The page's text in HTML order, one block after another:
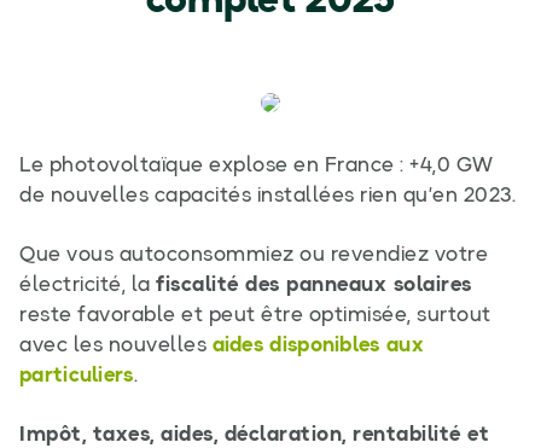
Le photovoltaïque explose en France : +4,0 GW
de nouvelles capacités installées rien qu’en 2023.
Que vous autoconsommiez ou revendiez votre
électricité, la fiscalité des panneaux solaires
reste favorable et peut être optimisée, surtout
avec les nouvelles aides disponibles aux
particuliers.
Impôt, taxes, aides, déclaration, rentabilité et